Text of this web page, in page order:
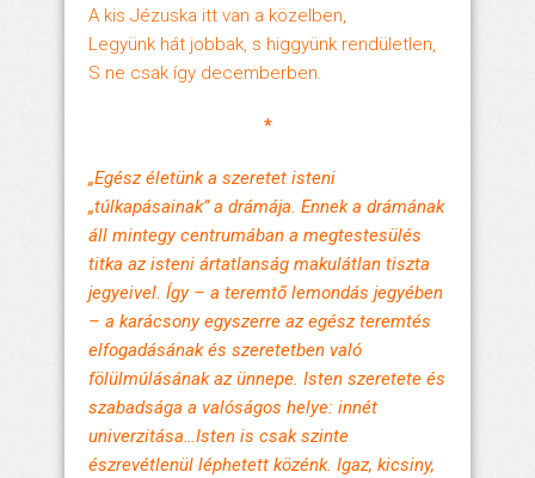
A kis Jézuska itt van a közelben,
Legyünk hát jobbak, s higgyünk rendületlen,
S ne csak így decemberben.
*
„Egész életünk a szeretet isteni
„túlkapásainak” a drámája. Ennek a drámának
áll mintegy centrumában a megtestesülés
titka az isteni ártatlanság makulátlan tiszta
jegyeivel. Így – a teremtő lemondás jegyében
– a karácsony egyszerre az egész teremtés
elfogadásának és szeretetben való
fölülmúlásának az ünnepe. Isten szeretete és
szabadsága a valóságos helye: innét
univerzitása…Isten is csak szinte
észrevétlenül léphetett közénk. Igaz, kicsiny,